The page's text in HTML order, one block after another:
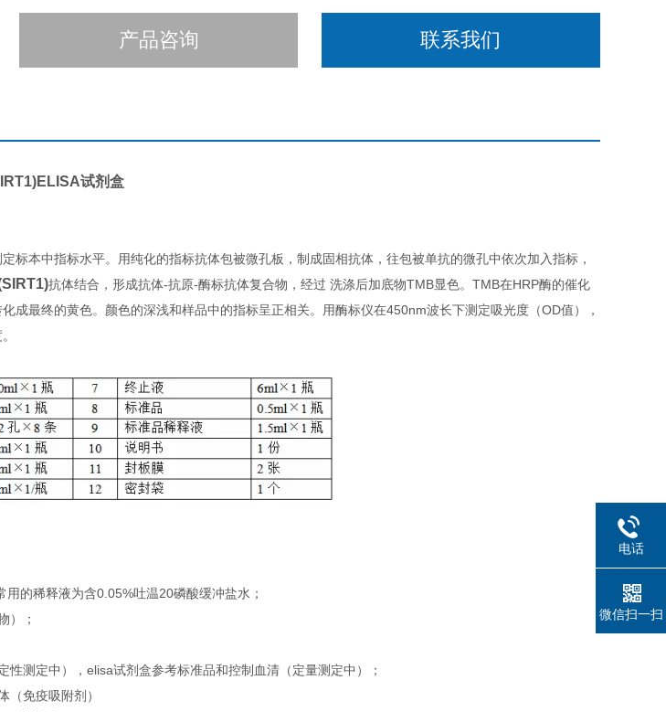
产品咨询 联系我们
试剂盒
标本中指标水平。用纯化的指标抗体包被微孔板，制成固相抗体，往包被单抗的微孔中依次加入指标，
抗体结合，形成抗体-抗原-酶标抗体复合物，经过 洗涤后加底物TMB显色。TMB在HRP酶的催化
成最终的黄色。颜色的深浅和样品中的指标呈正相关。用酶标仪在450nm波长下测定吸光度（OD值），
用的稀释液为含0.05%吐温20磷酸缓冲盐水；
）；
性测定中），elisa试剂盒参考标准品和控制血清（定量测定中）；
（免疫吸附剂）
电话
微信扫一扫